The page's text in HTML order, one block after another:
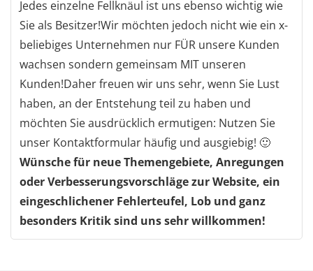
Jedes einzelne Fellknäul ist uns ebenso wichtig wie
Sie als Besitzer!Wir möchten jedoch nicht wie ein x-
beliebiges Unternehmen nur FÜR unsere Kunden
wachsen sondern gemeinsam MIT unseren
Kunden!Daher freuen wir uns sehr, wenn Sie Lust
haben, an der Entstehung teil zu haben und
möchten Sie ausdrücklich ermutigen: Nutzen Sie
unser Kontaktformular häufig und ausgiebig! 🙂
Wünsche für neue Themengebiete, Anregungen
oder Verbesserungsvorschläge zur Website, ein
eingeschlichener Fehlerteufel, Lob und ganz
besonders Kritik sind uns sehr willkommen!